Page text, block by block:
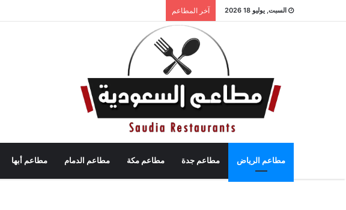
السبت, يوليو 18 2026 آخر المطاعم
مطاعم الرياض مطاعم جدة مطاعم مكة مطاعم الدمام مطاعم أبها